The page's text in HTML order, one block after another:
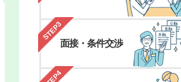
STEP3
面接・条件交渉